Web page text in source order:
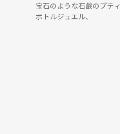
宝石のような石鹸のプテ
ボトルジュエル、